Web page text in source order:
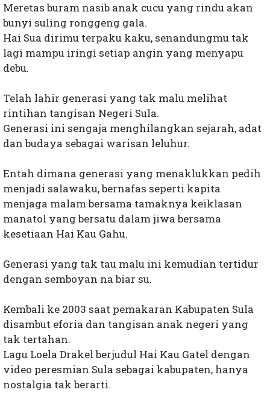
Meretas buram nasib anak cucu yang rindu akan
bunyi suling ronggeng gala.
Hai Sua dirimu terpaku kaku, senandungmu tak
lagi mampu iringi setiap angin yang menyapu
debu.
Telah lahir generasi yang tak malu melihat
rintihan tangisan Negeri Sula.
Generasi ini sengaja menghilangkan sejarah, adat
dan budaya sebagai warisan leluhur.
Entah dimana generasi yang menaklukkan pedih
menjadi salawaku, bernafas seperti kapita
menjaga malam bersama tamaknya keiklasan
manatol yang bersatu dalam jiwa bersama
kesetiaan Hai Kau Gahu.
Generasi yang tak tau malu ini kemudian tertidur
dengan semboyan na biar su.
Kembali ke 2003 saat pemakaran Kabupaten Sula
disambut eforia dan tangisan anak negeri yang
tak tertahan.
Lagu Loela Drakel berjudul Hai Kau Gatel dengan
video peresmian Sula sebagai kabupaten, hanya
nostalgia tak berarti.